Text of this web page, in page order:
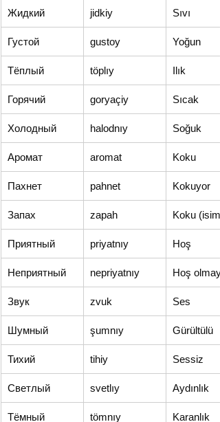
Жидкий jidkiy Sıvı
Густой gustoy Yoğun
Тёплый töplıy Ilık
Горячий goryaçiy Sıcak
Холодный halodnıy Soğuk
Аромат aromat Koku
Пахнет pahnet Kokuyor
Запах zapah Koku (isim)
Приятный priyatnıy Hoş
Неприятный nepriyatnıy Hoş
Звук zvuk Ses
Шумный şumnıy Gürültülü
Тихий tihiy Sessiz
Светлый svetlıy Aydınlık
Тёмный tömnıy Karanlık